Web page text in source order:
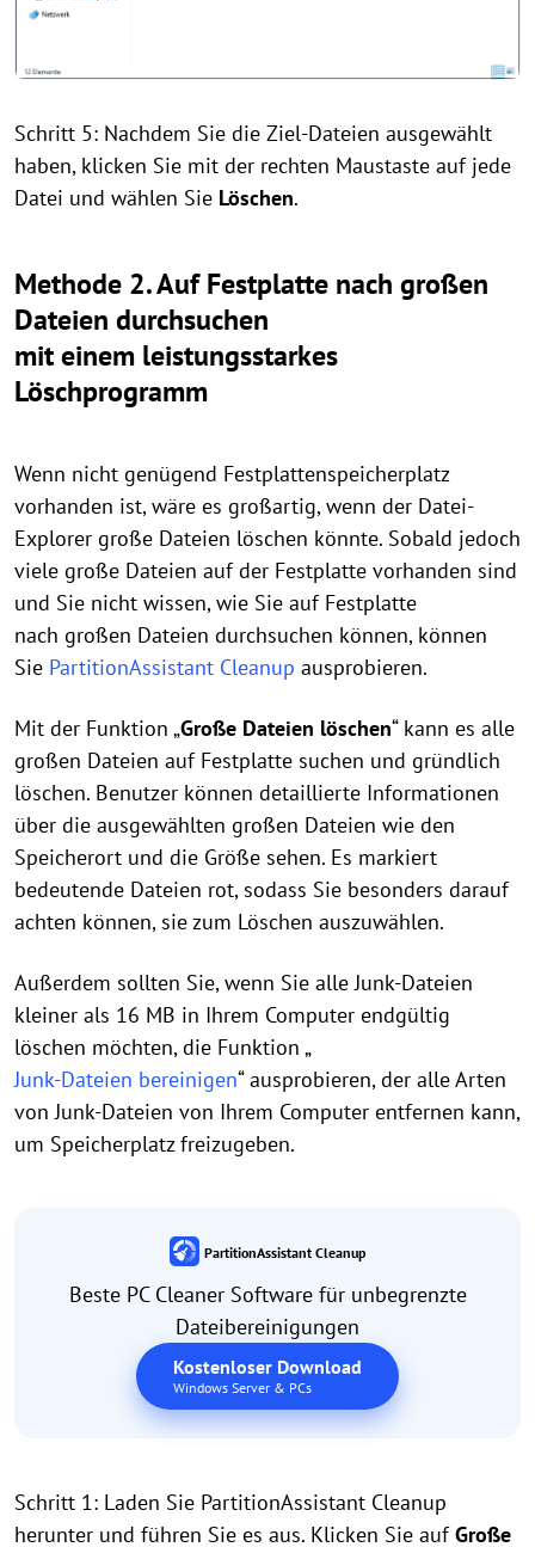
Schritt 5: Nachdem Sie die Ziel-Dateien ausgewählt
haben, klicken Sie mit der rechten Maustaste auf jede
Datei und wählen Sie Löschen.
Methode 2. Auf Festplatte nach großen
Dateien durchsuchen
mit einem leistungsstarkes
Löschprogramm
Wenn nicht genügend Festplattenspeicherplatz
vorhanden ist, wäre es großartig, wenn der Datei-
Explorer große Dateien löschen könnte. Sobald jedoch
viele große Dateien auf der Festplatte vorhanden sind
und Sie nicht wissen, wie Sie auf Festplatte
nach großen Dateien durchsuchen können, können
Sie PartitionAssistant Cleanup ausprobieren.
Mit der Funktion „Große Dateien löschen“ kann es alle
großen Dateien auf Festplatte suchen und gründlich
löschen. Benutzer können detaillierte Informationen
über die ausgewählten großen Dateien wie den
Speicherort und die Größe sehen. Es markiert
bedeutende Dateien rot, sodass Sie besonders darauf
achten können, sie zum Löschen auszuwählen.
Außerdem sollten Sie, wenn Sie alle Junk-Dateien
kleiner als 16 MB in Ihrem Computer endgültig
löschen möchten, die Funktion „
Junk-Dateien bereinigen“ ausprobieren, der alle Arten
von Junk-Dateien von Ihrem Computer entfernen kann,
um Speicherplatz freizugeben.
PartitionAssistant Cleanup
Beste PC Cleaner Software für unbegrenzte
Dateibereinigungen
Kostenloser Download
Windows Server & PCs
Schritt 1: Laden Sie PartitionAssistant Cleanup
herunter und führen Sie es aus. Klicken Sie aufGroße